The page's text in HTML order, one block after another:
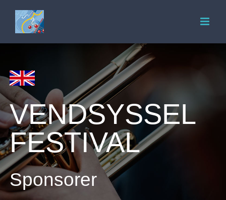
content
VENDSYSSEL
FESTIVAL
Sponsorer